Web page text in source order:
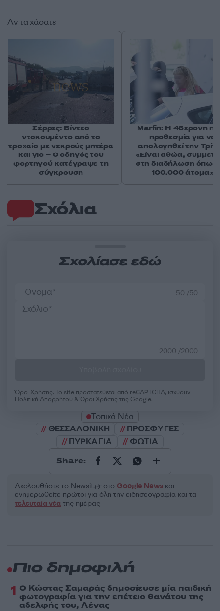
Σχόλια
Σχολίασε εδώ
50 /50
2000 /2000
Όροι Χρήσης. Το site προστατεύεται από reCAPTCHA, ισχύουν
Πολιτική Απορρήτου &Όροι Χρήσης της Google.
Τοπικά Νέα
ΘΕΣΣΑΛΟΝΙΚΗ
ΠΡΟΣΦΥΓΕΣ
ΠΥΡΚΑΓΙΑ
ΦΩΤΙΑ
Share:
Ακολουθήστε το Νewsit.gr στο Google News και
ενημερωθείτε πρώτοι για όλη την ειδησεογραφία και τα
τελευταία νέα της ημέρας
Αν τα χάσατε
Σέρρες: Βίντεο
ντοκουμέντο από το
τροχαίο με νεκρούς μητέρα
και γιο – Ο οδηγός του
φορτηγού κατέγραψε τη
σύγκρουση
Marfin: Η 46χρονη
προθεσμία για να
απολογηθεί την
«Είναι αθώα,
στη διαδήλωση όπως
100.000 άτομα»
Πιο δημοφιλή
1 Ο Κώστας Σαμαράς δημοσίευσε μία παιδική
φωτογραφία για την επέτειο θανάτου της
αδελφής του, Λένας